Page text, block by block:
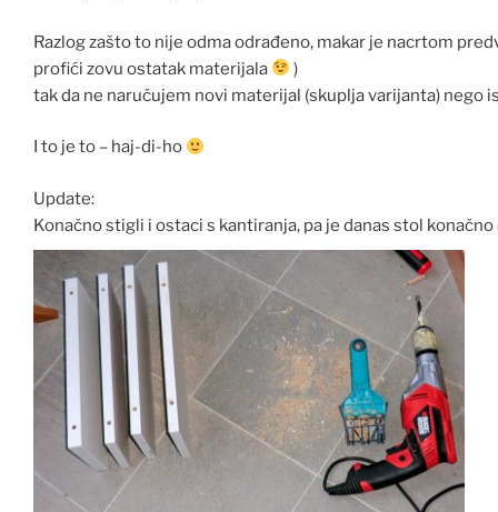
Razlog zašto to nije odma odrađeno, makar je nacrtom
profići zovu ostatak materijala
)
tak da ne naručujem novi materijal (skuplja varijanta) nego
I to je to – haj-di-ho
Update:
Konačno stigli i ostaci s kantiranja, pa je danas stol